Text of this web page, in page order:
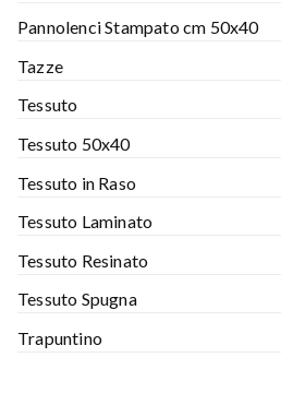
Pannolenci Stampato cm 50x40
Tazze
Tessuto
Tessuto 50x40
Tessuto in Raso
Tessuto Laminato
Tessuto Resinato
Tessuto Spugna
Trapuntino